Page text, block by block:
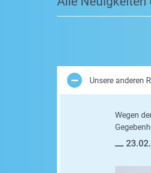
Unsere anderen
Wegen